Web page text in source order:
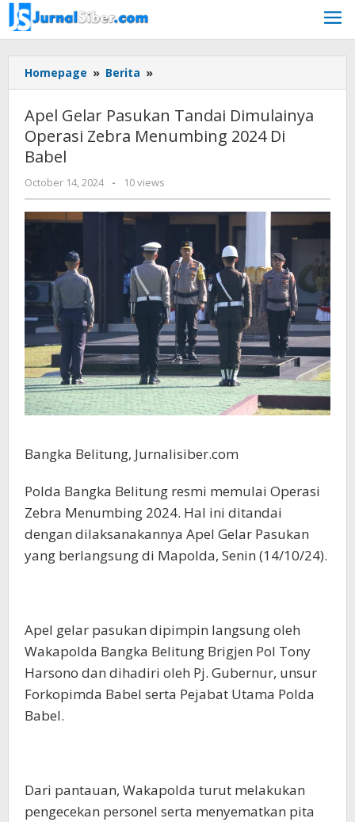
Skip
to
content
Homepage » Berita »
Gelar
Tandai
Dimulainya
Menumbing
2024
Babel
Apel Gelar Pasukan Tandai Dimulainya
Operasi Zebra Menumbing 2024 Di
Babel
October 14, 2024
by
Jurnalsiber
- 10 views
Bangka Belitung, Jurnalisiber.com
Polda Bangka Belitung resmi memulai Operasi
Zebra Menumbing 2024. Hal ini ditandai
dengan dilaksanakannya Apel Gelar Pasukan
yang berlangsung di Mapolda, Senin (14/10/24).
Apel gelar pasukan dipimpin langsung oleh
Wakapolda Bangka Belitung Brigjen Pol Tony
Harsono dan dihadiri oleh Pj. Gubernur, unsur
Forkopimda Babel serta Pejabat Utama Polda
Babel.
Dari pantauan, Wakapolda turut melakukan
pengecekan personel serta menyematkan pita